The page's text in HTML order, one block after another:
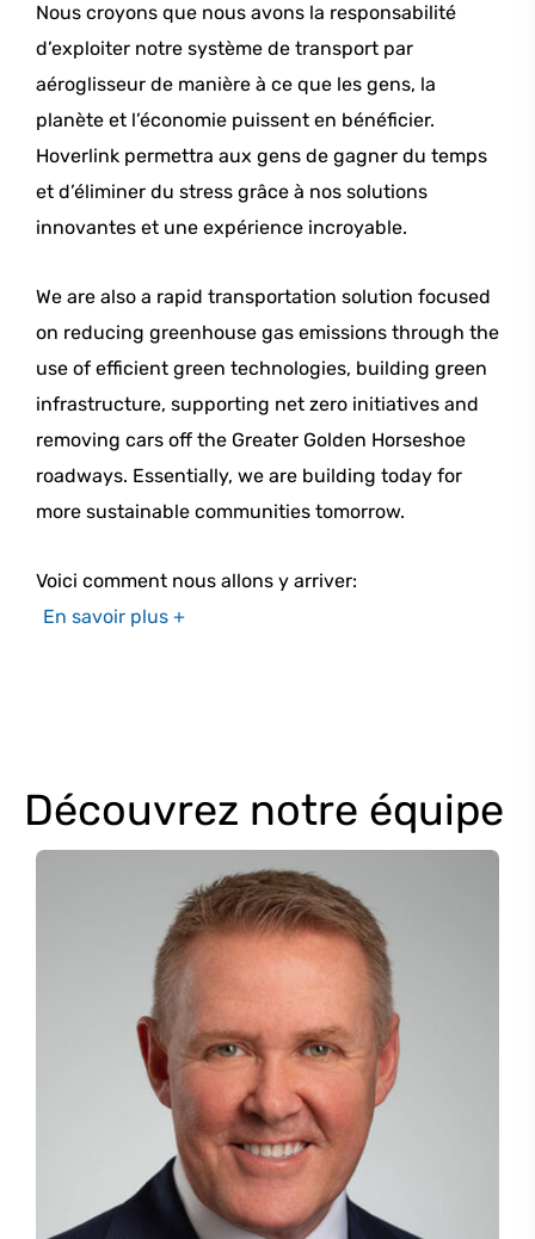
Nous croyons que nous avons la responsabilité
d’exploiter notre système de transport par
aéroglisseur de manière à ce que les gens, la
planète et l’économie puissent en bénéficier.
Hoverlink permettra aux gens de gagner du temps
et d’éliminer du stress grâce à nos solutions
innovantes et une expérience incroyable.
We are also a rapid transportation solution focused
on reducing greenhouse gas emissions through the
use of efficient green technologies, building green
infrastructure, supporting net zero initiatives and
removing cars off the Greater Golden Horseshoe
roadways. Essentially, we are building today for
more sustainable communities tomorrow.
Voici comment nous allons y arriver:
En savoir plus +
Découvrez notre équipe